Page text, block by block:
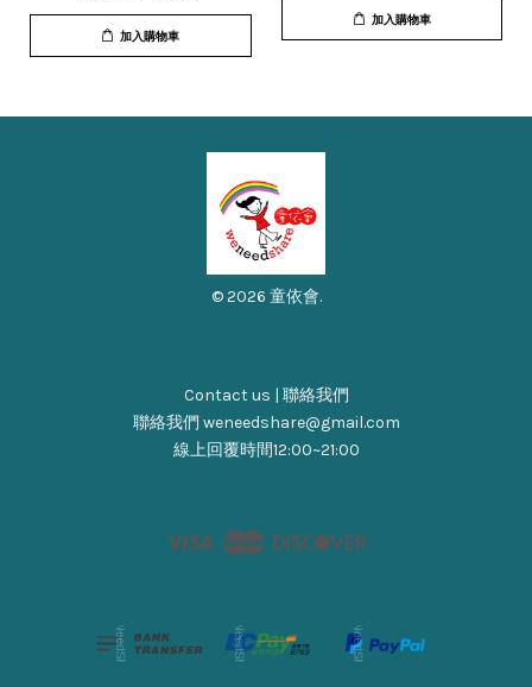
加入購物車
加入購物車
© 2026 童依會.
Contact us | 聯絡我們
聯絡我們 weneedshare@gmail.com
線上回覆時間12:00~21:00
Visa Master